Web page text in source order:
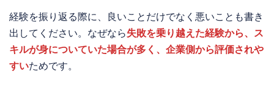
経験を振り返る際に、良いことだけでなく悪いことも書き
出してください。なぜなら失敗を乗り越えた経験から、ス
キルが身についていた場合が多く、企業側から評価されや
すいためです。